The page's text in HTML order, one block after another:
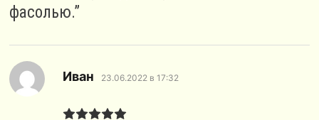
фасолью.”
Иван 23.06.2022 в 17:32